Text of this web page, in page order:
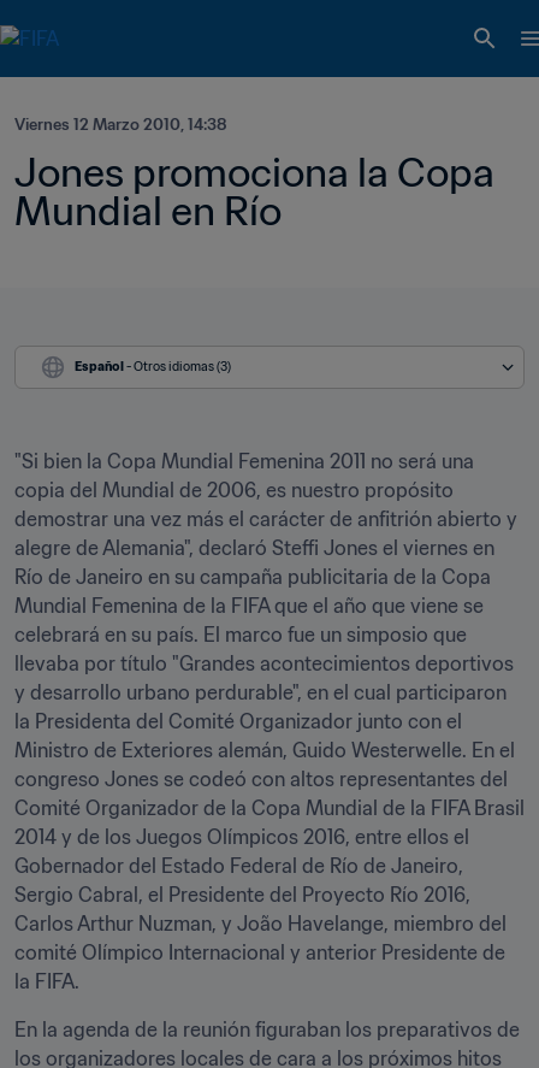
Viernes 12 Marzo 2010, 14:38
Jones promociona la Copa
Mundial en Río
Español - Otros idiomas (3)
"Si bien la Copa Mundial Femenina 2011 no será una
copia del Mundial de 2006, es nuestro propósito
demostrar una vez más el carácter de anfitrión abierto y
alegre de Alemania", declaró Steffi Jones el viernes en
Río de Janeiro en su campaña publicitaria de la Copa
Mundial Femenina de la FIFA que el año que viene se
celebrará en su país. El marco fue un simposio que
llevaba por título "Grandes acontecimientos deportivos
y desarrollo urbano perdurable", en el cual participaron
la Presidenta del Comité Organizador junto con el
Ministro de Exteriores alemán, Guido Westerwelle. En el
congreso Jones se codeó con altos representantes del
Comité Organizador de la Copa Mundial de la FIFA Brasil
2014 y de los Juegos Olímpicos 2016, entre ellos el
Gobernador del Estado Federal de Río de Janeiro,
Sergio Cabral, el Presidente del Proyecto Río 2016,
Carlos Arthur Nuzman, y João Havelange, miembro del
comité Olímpico Internacional y anterior Presidente de
la FIFA.
En la agenda de la reunión figuraban los preparativos de
los organizadores locales de cara a los próximos hitos